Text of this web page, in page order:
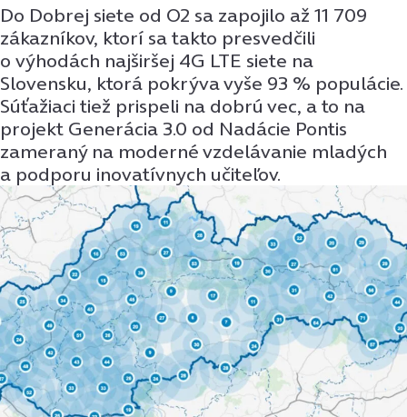
Do Dobrej siete od O2 sa zapojilo až 11 709
zákazníkov, ktorí sa takto presvedčili
o výhodách najširšej 4G LTE siete na
Slovensku, ktorá pokrýva vyše 93 % populácie.
Súťažiaci tiež prispeli na dobrú vec, a to na
projekt Generácia 3.0 od Nadácie Pontis
zameraný na moderné vzdelávanie mladých
a podporu inovatívnych učiteľov.